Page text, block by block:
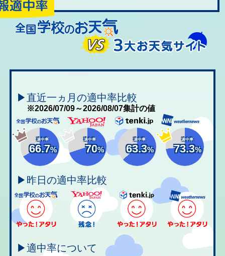
▶直近一ヵ月の適中率比較
※2026/07/09～2026/08/07集計の値
適中率
66.7%
適中率
70%
適中率
63.3%
適中率
73.3%
▶昨日の適中率比較
▶適中率について